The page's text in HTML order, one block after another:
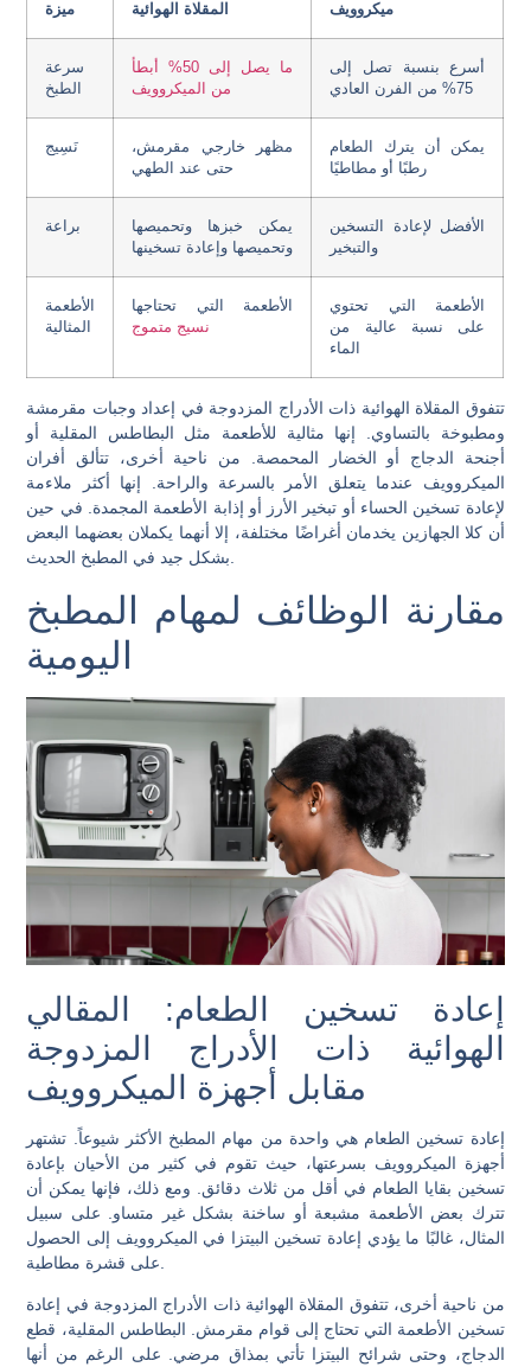
ميزة المقلاة الهوائية ميكروويف
سرعة
الطبخ
ما يصل إلى 50% أبطأ
أسرع بنسبة تصل إلى
75% من الفرن العادي
نَسِيج
مظهر خارجي مقرمش،
حتى عند الطهي
يمكن أن يترك الطعام
رطبًا أو مطاطيًا
براعة
يمكن خبزها وتحميصها
وتحميصها وإعادة تسخينها
الأفضل لإعادة التسخين
والتبخير
الأطعمة
المثالية
الأطعمة التي تحتاجها
نسيج متموج
الأطعمة التي تحتوي
على نسبة عالية من
الماء
تتفوق المقلاة الهوائية ذات الأدراج المزدوجة في إعداد وجبات مقرمشة
ومطبوخة بالتساوي. إنها مثالية للأطعمة مثل البطاطس المقلية أو
أجنحة الدجاج أو الخضار المحمصة. من ناحية أخرى، تتألق أفران
الميكروويف عندما يتعلق الأمر بالسرعة والراحة. إنها أكثر ملاءمة
لإعادة تسخين الحساء أو تبخير الأرز أو إذابة الأطعمة المجمدة. في حين
أن كلا الجهازين يخدمان أغراضًا مختلفة، إلا أنهما يكملان بعضهما البعض
مقارنة الوظائف لمهام المطبخ
اليومية
إعادة تسخين الطعام: المقالي
الهوائية ذات الأدراج المزدوجة
مقابل أجهزة الميكروويف
إعادة تسخين الطعام هي واحدة من مهام المطبخ الأكثر شيوعاً. تشتهر
أجهزة الميكروويف بسرعتها، حيث تقوم في كثير من الأحيان بإعادة
تسخين بقايا الطعام في أقل من ثلاث دقائق. ومع ذلك، فإنها يمكن أن
تترك بعض الأطعمة مشبعة أو ساخنة بشكل غير متساو. على سبيل
المثال، غالبًا ما يؤدي إعادة تسخين البيتزا في الميكروويف إلى الحصول
من ناحية أخرى، تتفوق المقلاة الهوائية ذات الأدراج المزدوجة في إعادة
تسخين الأطعمة التي تحتاج إلى قوام مقرمش. البطاطس المقلية، قطع
الدجاج، وحتى شرائح البيتزا تأتي بمذاق مرضي. على الرغم من أنها